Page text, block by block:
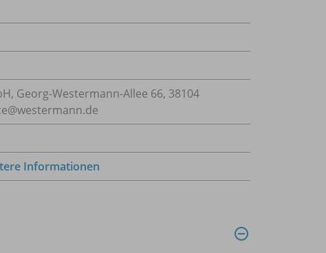
Georg-Westermann-Allee 66, 38104
Informationen